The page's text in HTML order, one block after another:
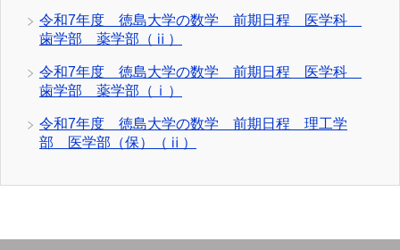
令和7年度 徳島大学の数学 前期日程 医学科
歯学部 薬学部（ⅱ）
令和7年度 徳島大学の数学 前期日程 医学科
歯学部 薬学部（ⅰ）
令和7年度 徳島大学の数学 前期日程 理工学
部 医学部（保）（ⅱ）